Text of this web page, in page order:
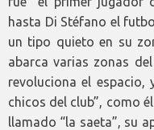
hasta Di Stéfano el
un tipo quieto en su
abarca varias zonas
revoluciona el espacio,
chicos del club”, como
llamado “la saeta”, su